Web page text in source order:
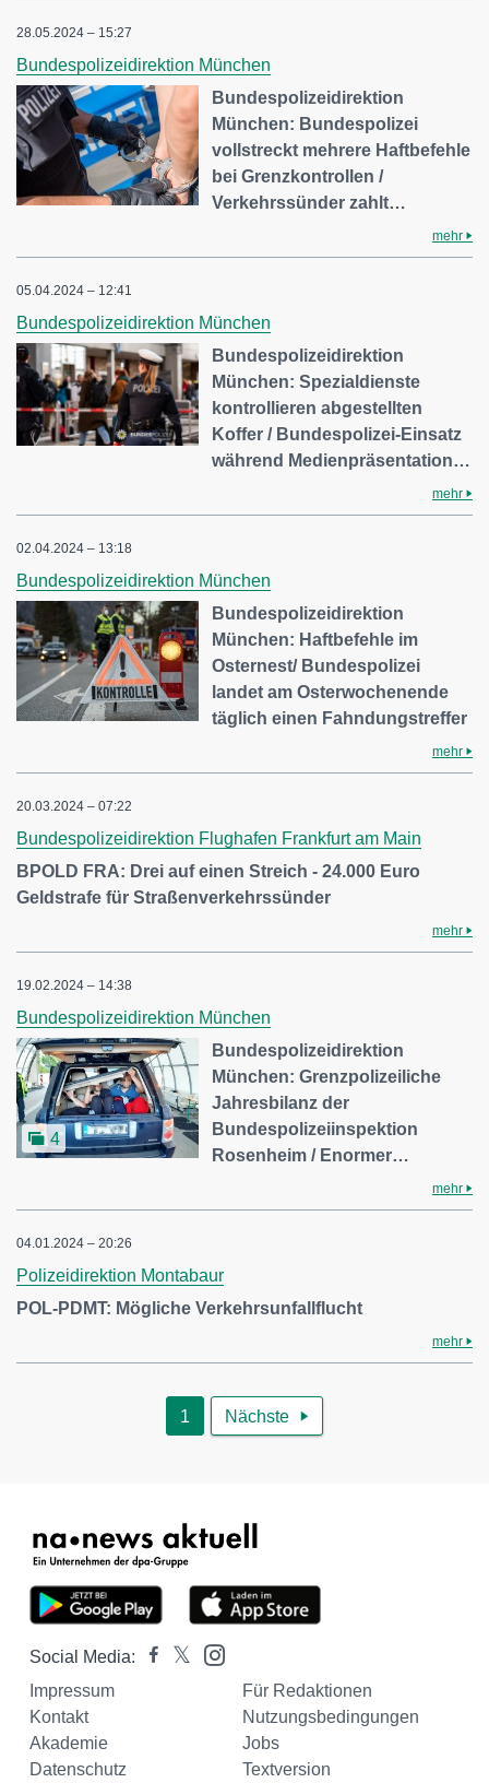
28.05.2024 – 15:27
Bundespolizeidirektion München
Bundespolizeidirektion
München: Bundespolizei
vollstreckt mehrere Haftbefehle
bei Grenzkontrollen /
Verkehrssünder zahlt…
mehr
05.04.2024 – 12:41
Bundespolizeidirektion München
Bundespolizeidirektion
München: Spezialdienste
kontrollieren abgestellten
Koffer / Bundespolizei-Einsatz
während Medienpräsentation…
mehr
02.04.2024 – 13:18
Bundespolizeidirektion München
Bundespolizeidirektion
München: Haftbefehle im
Osternest/ Bundespolizei
landet am Osterwochenende
täglich einen Fahndungstreffer
mehr
20.03.2024 – 07:22
Bundespolizeidirektion Flughafen Frankfurt am Main
BPOLD FRA: Drei auf einen Streich - 24.000 Euro
Geldstrafe für Straßenverkehrssünder
mehr
19.02.2024 – 14:38
Bundespolizeidirektion München
4
Bundespolizeidirektion
München: Grenzpolizeiliche
Jahresbilanz der
Bundespolizeiinspektion
Rosenheim / Enormer…
mehr
04.01.2024 – 20:26
Polizeidirektion Montabaur
POL-PDMT: Mögliche Verkehrsunfallflucht
mehr
1 Nächste 
Social Media:
Impressum
Für Redaktionen
Kontakt
Nutzungsbedingungen
Akademie
Jobs
Datenschutz
Textversion